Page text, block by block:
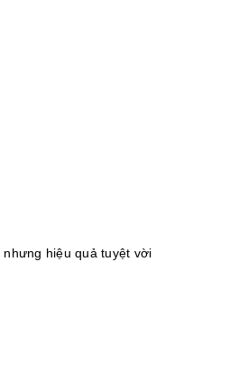
hiệu quả tuyệt vời